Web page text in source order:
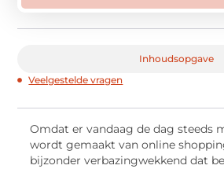
Inhoudsopgave
Veelgestelde vragen
Omdat er vandaag de dag steeds
wordt gemaakt van online
bijzonder verbazingwekkend dat